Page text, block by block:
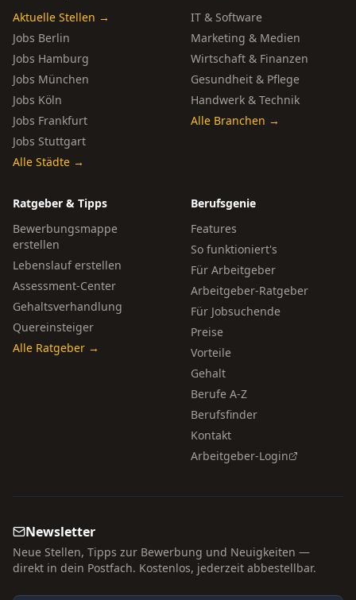
Aktuelle Stellen →
Jobs Berlin
Jobs Hamburg
Jobs München
Jobs Köln
Jobs Frankfurt
Jobs Stuttgart
Alle Städte →
IT & Software
Marketing & Medien
Wirtschaft & Finanzen
Gesundheit & Pflege
Handwerk & Technik
Alle Branchen →
Ratgeber & Tipps
Bewerbungsmappe
erstellen
Lebenslauf erstellen
Assessment-Center
Gehaltsverhandlung
Quereinsteiger
Alle Ratgeber →
Berufsgenie
Features
So funktioniert's
Für Arbeitgeber
Arbeitgeber-Ratgeber
Für Jobsuchende
Preise
Vorteile
Gehalt
Berufe A-Z
Berufsfinder
Kontakt
Arbeitgeber-Login
Newsletter
Neue Stellen, Tipps zur Bewerbung und Neuigkeiten —
direkt in dein Postfach. Kostenlos, jederzeit abbestellbar.